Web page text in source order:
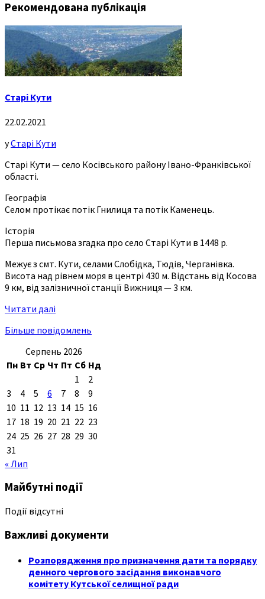
Рекомендована публікація
Старі Кути
22.02.2021
уСтарі Кути
Старі Кути — село Косівського району Івано-Франківської
області.
Географія
Селом протікає потік Гнилиця та потік Каменець.
Історія
Перша письмова згадка про село Старі Кути в 1448 р.
Межує з смт. Кути, селами Слобідка, Тюдів, Черганівка.
Висота над рівнем моря в центрі 430 м. Відстань від Косова
9 км, від залізничної станції Вижниця — 3 км.
Читати далі
Більше повідомлень
Серпень 2026
Пн Вт Ср Чт Пт Сб Нд
1
2
3
4 5 6 7 8
9
10 11 12 13 14 15 16
17 18 19 20 21 22 23
24 25 26 27 28 29 30
31
« Лип
Майбутні події
Події відсутні
Важливі документи
Розпорядження про призначення дати та порядку
денного чергового засідання виконавчого
комітету Кутської селищної ради